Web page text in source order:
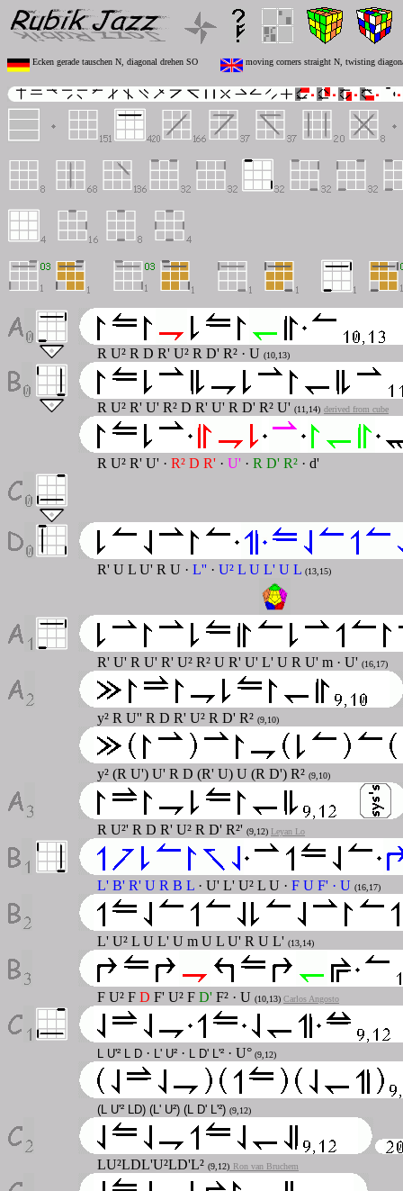
Ecken gerade tauschen N, diagonal drehen SO moving corners straight N, twisting
R U² R D R' U² R D' R² · U (10,13)
R U² R' U' R² D R' U' R D' R² U' (11,14) derived from cube
R U² R' U' · R² D R' · U' · R D' R² · d'
R' U L U' R U · L'' · U² L U L' U L (13,15)
R' U' R U' R' U² R² U R' U' L' U R U' m · U' (16,17)
y² R U'' R D R' U² R D' R² (9,10)
y² (R U') U' R D (R' U) U (R D') R² (9,10)
R U²' R D R' U² R D' R²' (9,12) Leyan Lo
L' B' R' U R B L · U' L' U² L U · F U F' · U (16,17)
L' U² L U L' U m U L U' R U L' (13,14)
F U² F D F' U² F D' F² · U (10,13) Carlos Angosto
L U'² L D · L' U² · L D' L'² · U° (9,12)
(L U'² LD) (L' U²) (L D' L'²) (9,12)
LU²LDL'U²LD'L² (9,12) Ron van Bruchem